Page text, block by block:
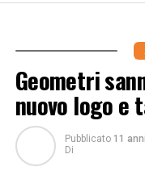
Geometri
nuovo logo e
Pubblicato 11
Di